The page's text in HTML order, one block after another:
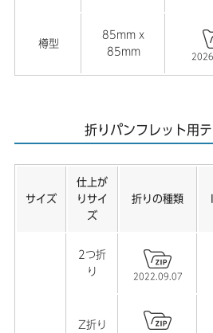
樽型
85mm x
85mm
折りパンフレット用
サイズ
仕上が
りサイ
ズ
折りの種類
2つ折
り
2022.09.07
Z折り